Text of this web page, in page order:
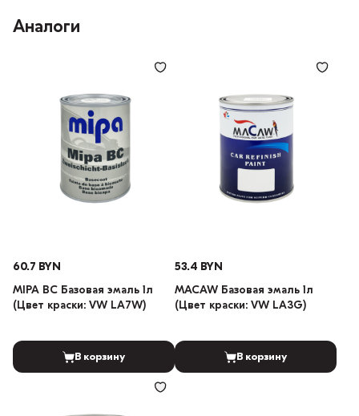
Аналоги
60.7 BYN
MIPA BC Базовая эмаль 1л
(Цвет краски: VW LA7W)
В корзину
53.4 BYN
MACAW Базовая эмаль 1л
(Цвет краски: VW LA3G)
В корзину